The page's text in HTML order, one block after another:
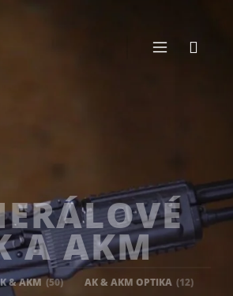
A AKM
& AKM (50) AK & AKM OPTIKA (12)